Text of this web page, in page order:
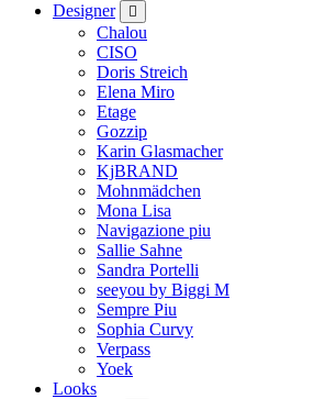
Designer
Chalou
CISO
Doris Streich
Elena Miro
Etage
Gozzip
Karin Glasmacher
KjBRAND
Mohnmädchen
Mona Lisa
Navigazione piu
Sallie Sahne
Sandra Portelli
seeyou by Biggi M
Sempre Piu
Sophia Curvy
Verpass
Yoek
Looks